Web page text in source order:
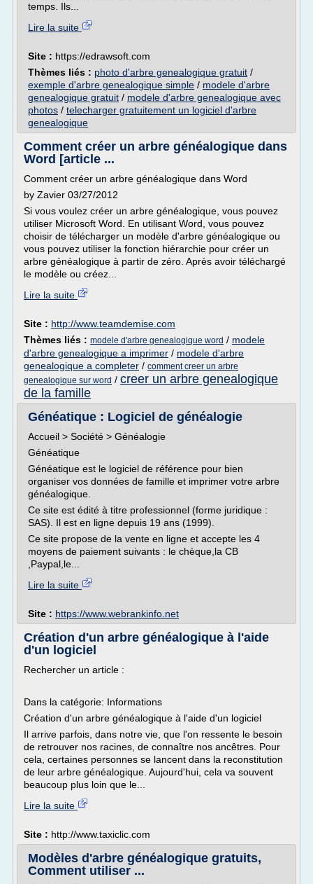
temps. Ils...
Lire la suite
Site : https://edrawsoft.com
Thèmes liés : photo d'arbre genealogique gratuit /
exemple d'arbre genealogique simple / modele d'arbre
genealogique gratuit / modele d'arbre genealogique avec
photos / telecharger gratuitement un logiciel d'arbre
genealogique
Comment créer un arbre généalogique dans
Word [article ...
Comment créer un arbre généalogique dans Word
by Zavier 03/27/2012
Si vous voulez créer un arbre généalogique, vous pouvez
utiliser Microsoft Word. En utilisant Word, vous pouvez
choisir de télécharger un modèle d'arbre généalogique ou
vous pouvez utiliser la fonction hiérarchie pour créer un
arbre généalogique à partir de zéro. Après avoir téléchargé
le modèle ou créez...
Lire la suite
Site : http://www.teamdemise.com
Thèmes liés : modele d'arbre genealogique word / modele
d'arbre genealogique a imprimer / modele d'arbre
genealogique a completer / comment creer un arbre
genealogique sur word / creer un arbre genealogique
de la famille
Généatique : Logiciel de généalogie
Accueil > Société > Généalogie
Généatique
Généatique est le logiciel de référence pour bien
organiser vos données de famille et imprimer votre arbre
généalogique.
Ce site est édité à titre professionnel (forme juridique :
SAS). Il est en ligne depuis 19 ans (1999).
Ce site propose de la vente en ligne et accepte les 4
moyens de paiement suivants : le chèque,la CB
,Paypal,le...
Lire la suite
Site : https://www.webrankinfo.net
Création d'un arbre généalogique à l'aide
d'un logiciel
Rechercher un article :
Dans la catégorie: Informations
Création d'un arbre généalogique à l'aide d'un logiciel
Il arrive parfois, dans notre vie, que l'on ressente le besoin
de retrouver nos racines, de connaître nos ancêtres. Pour
cela, certaines personnes se lancent dans la reconstitution
de leur arbre généalogique. Aujourd'hui, cela va souvent
beaucoup plus loin que le...
Lire la suite
Site : http://www.taxiclic.com
Modèles d'arbre généalogique gratuits,
Comment utiliser ...